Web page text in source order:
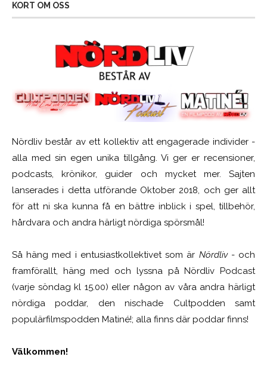
KORT OM OSS
Nördliv består av ett kollektiv att engagerade individer -
alla med sin egen unika tillgång. Vi ger er recensioner,
podcasts, krönikor, guider och mycket mer. Sajten
lanserades i detta utförande Oktober 2018, och ger allt
för att ni ska kunna få en bättre inblick i spel, tillbehör,
hårdvara och andra härligt nördiga spörsmål!
Så häng med i entusiastkollektivet som är Nördliv- och
framförallt, häng med och lyssna på Nördliv Podcast
(varje söndag kl 15.00) eller någon av våra andra härligt
nördiga poddar, den nischade Cultpodden samt
populärfilmspodden Matiné!; alla finns där poddar finns!
Välkommen!